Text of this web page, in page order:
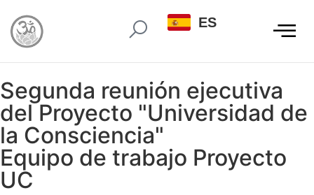
ES
Segunda reunión ejecutiva
del Proyecto "Universidad de
la Consciencia"
Equipo de trabajo Proyecto
UC